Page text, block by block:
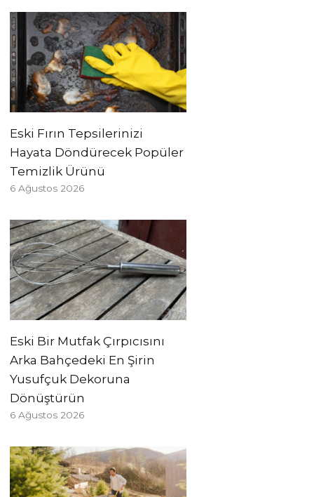
Eski Fırın Tepsilerinizi
Hayata Döndürecek Popüler
Temizlik Ürünü
6 Ağustos 2026
Eski Bir Mutfak Çırpıcısını
Arka Bahçedeki En Şirin
Yusufçuk Dekoruna
Dönüştürün
6 Ağustos 2026